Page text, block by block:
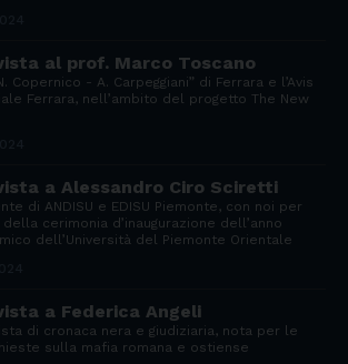
al prof. Marco Toscano
Copernico - A. Carpeggiani” di Ferrara e l’Avis
Ferrara, nell’ambito del progetto The New
a Alessandro Ciro Sciretti
di ANDISU e EDISU Piemonte, con noi per
cerimonia d’inaugurazione dell’anno
dell’Università del Piemonte Orientale
a Federica Angeli
di cronaca nera e giudiziaria, nota per le
sulla mafia romana e ostiense